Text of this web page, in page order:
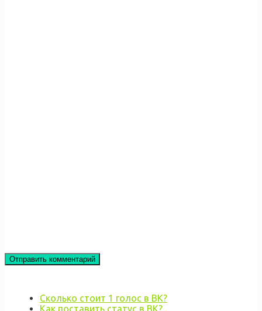
Сколько стоит 1 голос в ВК?
Как поставить статус в ВК?